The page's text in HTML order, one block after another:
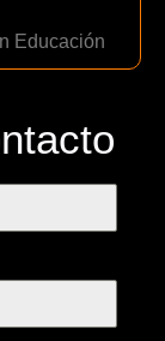
Educación